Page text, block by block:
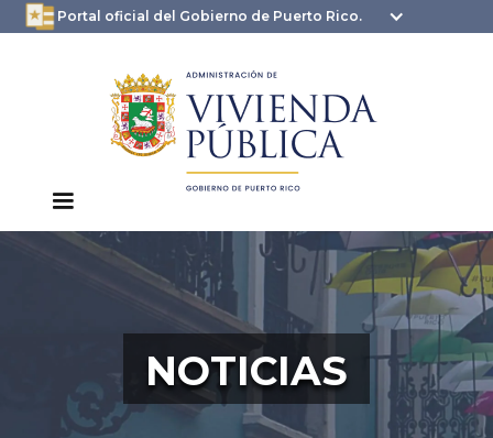
Portal oficial del Gobierno de Puerto Rico.
oficial.pr.gov
seguros .pr.gov usan
HTTPS
NOTICIAS